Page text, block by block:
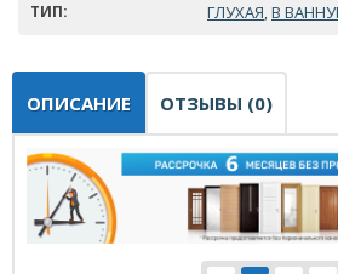
ТИП: ГЛУХАЯ, В
ОПИСАНИЕ ОТЗЫВЫ (0)